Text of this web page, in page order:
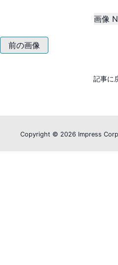
画像
前の画像
記事に
Copyright © 2026 Impress